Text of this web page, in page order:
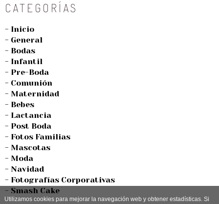
CATEGORÍAS
- Inicio
- General
- Bodas
- Infantil
- Pre-Boda
- Comunión
- Maternidad
- Bebes
- Lactancia
- Post Boda
- Fotos Familias
- Mascotas
- Moda
- Navidad
- Fotografías Corporativas
- Smash Cake
Utilizamos cookies para mejorar la navegación web y obtener estadísticas. Si